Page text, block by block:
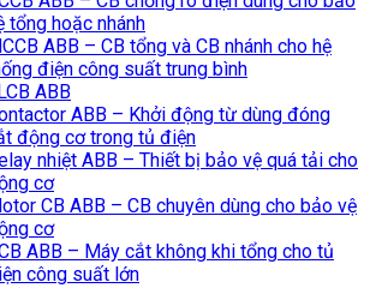
tổng hoặc nhánh
ABB – CB tổng và CB nhánh cho hệ
điện công suất trung bình
ABB
ABB – Khởi động từ dùng đóng
động cơ trong tủ điện
nhiệt ABB – Thiết bị bảo vệ quá tải cho
cơ
CB ABB – CB chuyên dùng cho bảo vệ
cơ
ABB – Máy cắt không khi tổng cho tủ
công suất lớn